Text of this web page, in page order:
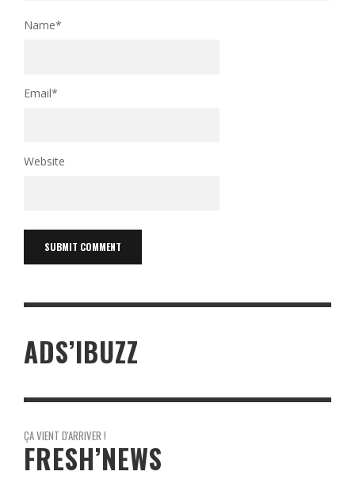
Name*
Email*
Website
ADS’IBUZZ
ÇA VIENT D'ARRIVER !
FRESH’NEWS